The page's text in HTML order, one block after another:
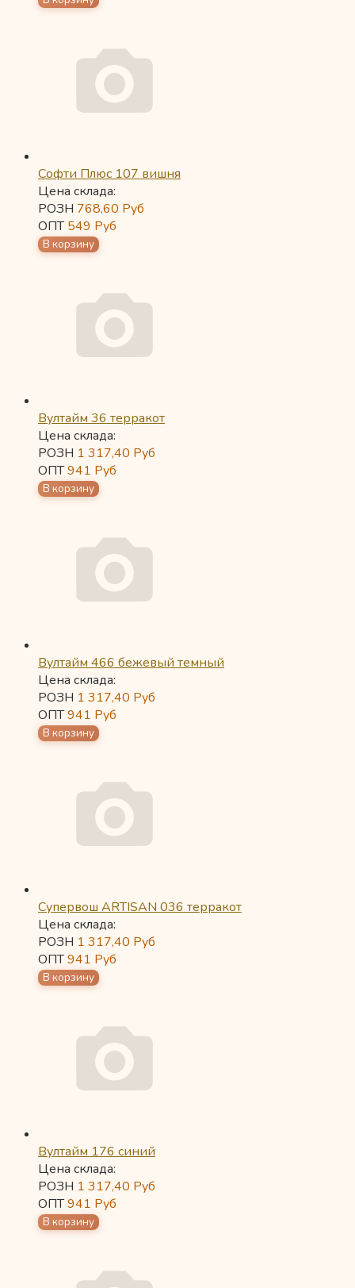
Софти Плюс 107 вишня
Цена склада:
РОЗН 768,60 Руб
ОПТ549 Руб
Вултайм 36 терракот
Цена склада:
РОЗН 1 317,40 Руб
ОПТ941 Руб
Вултайм 466 бежевый темный
Цена склада:
РОЗН 1 317,40 Руб
ОПТ941 Руб
Супервош ARTISAN 036 терракот
Цена склада:
РОЗН 1 317,40 Руб
ОПТ941 Руб
Вултайм 176 синий
Цена склада:
РОЗН 1 317,40 Руб
ОПТ941 Руб